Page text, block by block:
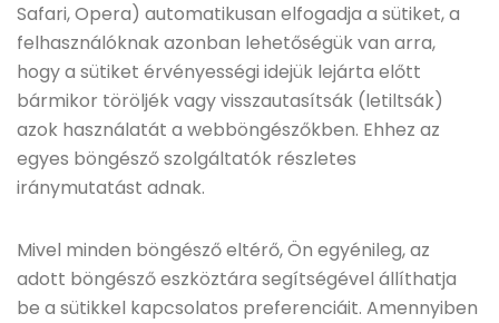
Safari, Opera) automatikusan elfogadja a sütiket, a
felhasználóknak azonban lehetőségük van arra,
hogy a sütiket érvényességi idejük lejárta előtt
bármikor töröljék vagy visszautasítsák (letiltsák)
azok használatát a webböngészőkben. Ehhez az
egyes böngésző szolgáltatók részletes
iránymutatást adnak.
Mivel minden böngésző eltérő, Ön egyénileg, az
adott böngésző eszköztára segítségével állíthatja
be a sütikkel kapcsolatos preferenciáit. Amennyiben